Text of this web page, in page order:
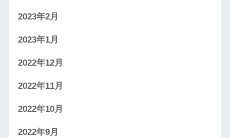
2023年2月
2023年1月
2022年12月
2022年11月
2022年10月
2022年9月